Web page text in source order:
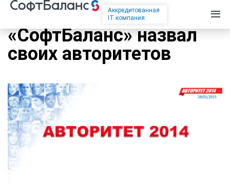
Аккредитованная
IT компания
«СофтБаланс» назвал
своих авторитетов